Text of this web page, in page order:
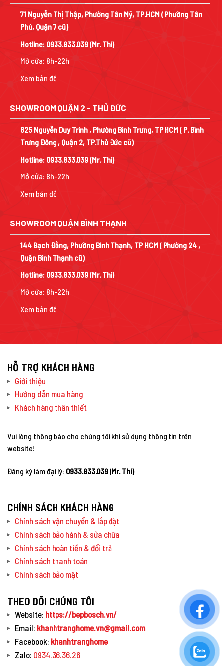
71 Nguyễn Thị Thập, Phường Tân Mỹ, TP.HCM ( Phường Tân
Phú, Quận 7 cũ)
Hotline: 0933.833.039(Mr. Thi)
Mở cửa: 8h-22h
Xem bản đồ
SHOWROOM QUẬN 2 - THỦ ĐỨC
625 Nguyễn Duy Trinh , Phường Bình Trưng, TP HCM ( P. Bình
Trưng Đông , Quận 2, TP.Thủ Đức cũ)
Hotline: 0933.833.039(Mr. Thi)
Mở cửa: 8h-22h
Xem bản đồ
SHOWROOM QUẬN BÌNH THẠNH
144 Bạch Đằng, Phường Bình Thạnh, TP HCM ( Phường 24 ,
Quận Bình Thạnh cũ)
Hotline: 0933.833.039(Mr. Thi)
Mở cửa: 8h-22h
Xem bản đồ
HỖ TRỢ KHÁCH HÀNG
Giới thiệu
Hướng dẫn mua hàng
Khách hàng thân thiết
Vui lòng thông báo cho chúng tôi khi sử dụng thông tin trên
website!
Đăng ký làm đại lý: 0933.833.039 (Mr. Thi)
CHÍNH SÁCH KHÁCH HÀNG
Chính sách vận chuyển & lắp đặt
Chính sách bảo hành & sửa chữa
Chính sách hoàn tiền & đổi trả
Chính sách thanh toán
Chính sách bảo mật
THEO DÕI CHÚNG TÔI
Website: https://bepbosch.vn/
Email: khanhtranghome.vn@gmail.com
Facebook: khanhtranghome
Zalo: 0934.36.36.26